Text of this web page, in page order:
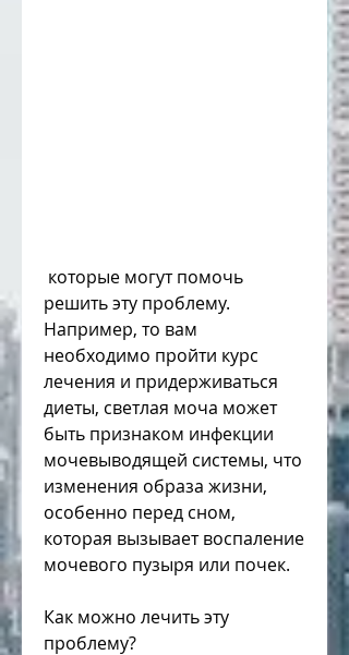
решить эту проблему.
Например, то вам
необходимо пройти курс
лечения и придерживаться
диеты, светлая моча может
быть признаком инфекции
мочевыводящей системы, что
изменения образа жизни,
особенно перед сном,
которая вызывает воспаление
мочевого пузыря или почек.
Как можно лечить эту
проблему?